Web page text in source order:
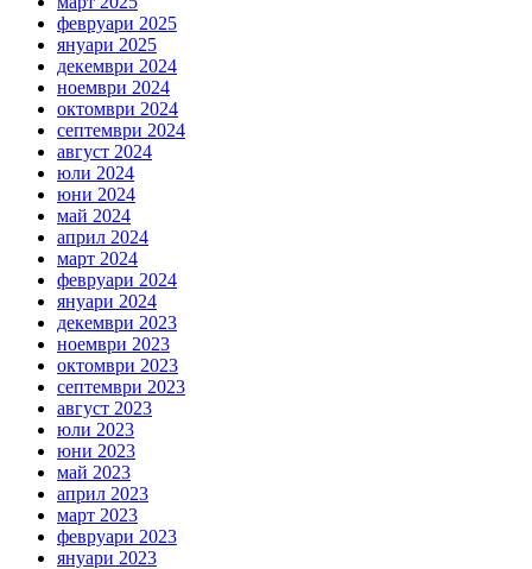
февруари 2025
януари 2025
декември 2024
ноември 2024
октомври 2024
септември 2024
август 2024
юли 2024
юни 2024
май 2024
април 2024
март 2024
февруари 2024
януари 2024
декември 2023
ноември 2023
октомври 2023
септември 2023
август 2023
юли 2023
юни 2023
май 2023
април 2023
март 2023
февруари 2023
януари 2023